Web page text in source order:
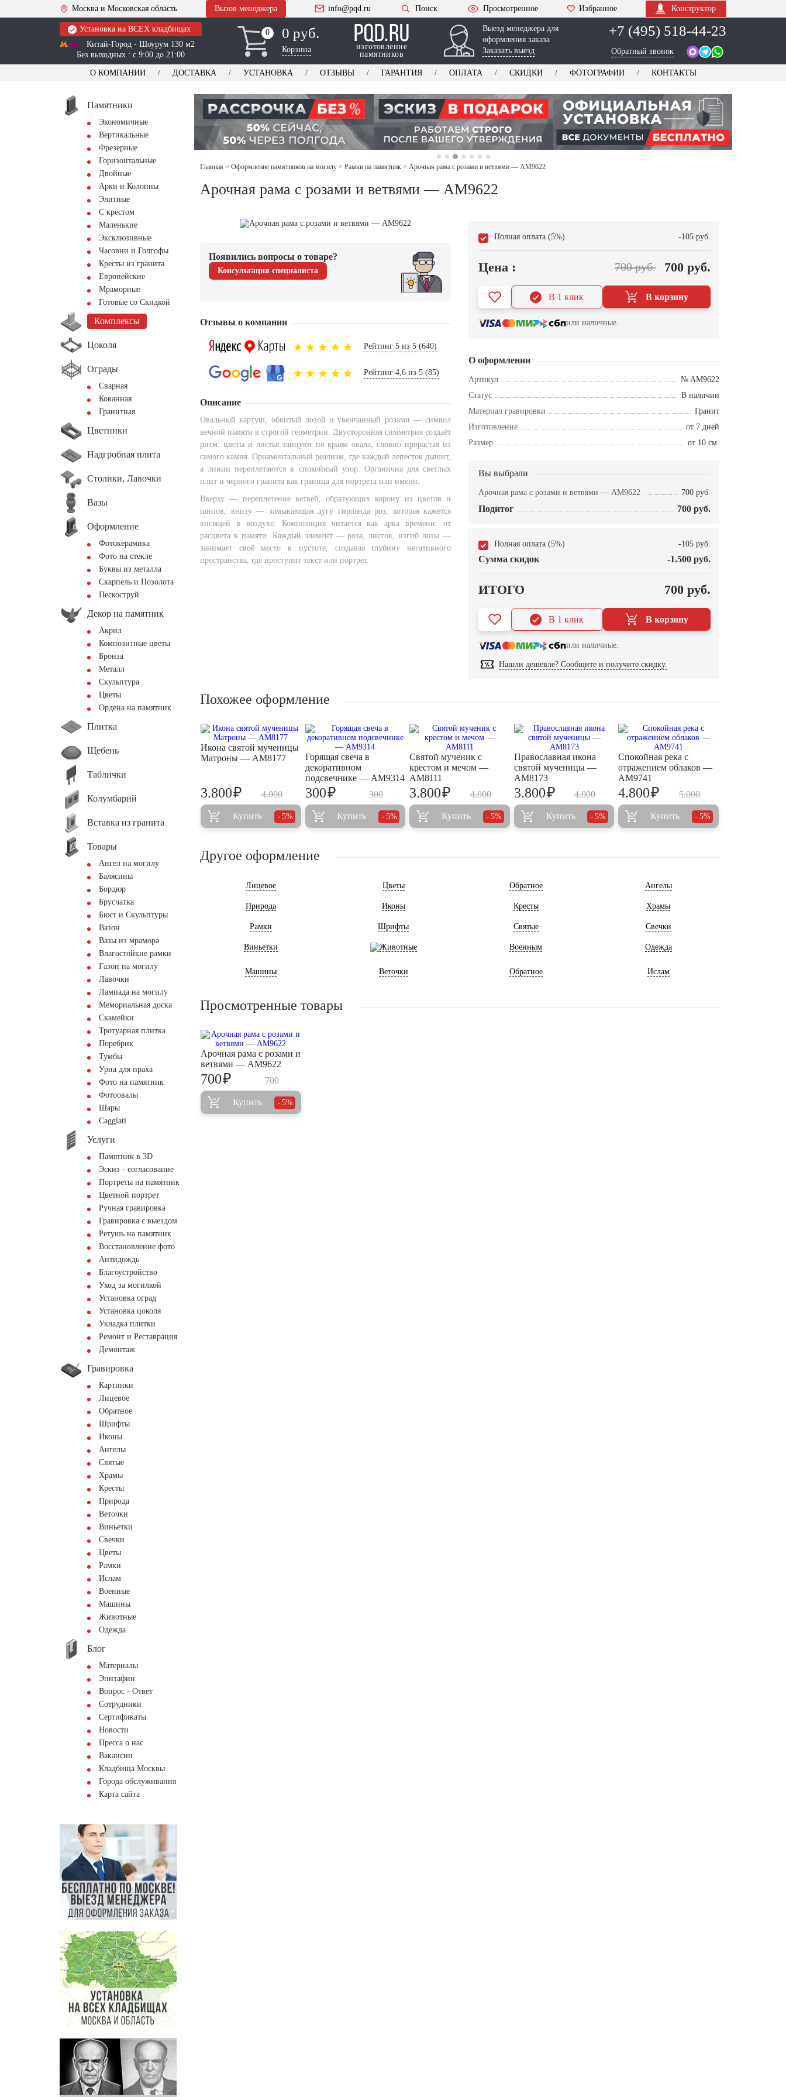
Москва и Московская область Вызов менеджера info@pqd.ru Поиск Просмотренное Избранное Конструктор
Установка на ВСЕХ кладбищах
Китай-Город - Шоурум 130 м2
Без выходных : с 9:00 до 21:00
0
0 0 руб.
Корзина
изготовление
памятников
Выезд менеджера для
оформления заказа
Заказать выезд
+7 (495) 518-44-23
Обратный звонок
О КОМПАНИИ ДОСТАВКА УСТАНОВКА ОТЗЫВЫ ГАРАНТИЯ ОПЛАТА СКИДКИ ФОТОГРАФИИ КОНТАКТЫ
Памятники
Экономичные
Вертикальные
Фрезерные
Горизонтальные
Двойные
Арки и Колонны
Элитные
С крестом
Маленькие
Эксклюзивные
Часовни и Голгофы
Кресты из гранита
Европейские
Мраморные
Готовые со Скидкой
Комплексы
Цоколя
Ограды
Сварная
Кованная
Гранитная
Цветники
Надгробная плита
Столики, Лавочки
Вазы
Оформление
Фотокерамика
Фото на стекле
Буквы из металла
Скарпель и Позолота
Пескоструй
Декор на памятник
Акрил
Композитные цветы
Бронза
Металл
Скульптура
Цветы
Ордена на памятник
Плитка
Щебень
Таблички
Колумбарий
Вставка из гранита
Товары
Ангел на могилу
Балясины
Бордюр
Брусчатка
Бюст и Скульптуры
Вазон
Вазы из мрамора
Влагостойкие рамки
Газон на могилу
Лавочки
Лампада на могилу
Мемориальная доска
Скамейки
Тротуарная плитка
Поребрик
Тумбы
Урна для праха
Фото на памятник
Фотоовалы
Шары
Сaggiati
Услуги
Памятник в 3D
Эскиз - согласование
Портреты на памятник
Цветной портрет
Ручная гравировка
Гравировка с выездом
Ретушь на памятник
Восстановление фото
Антидождь
Благоустройство
Уход за могилкой
Установка оград
Установка цоколя
Укладка плитки
Ремонт и Реставрация
Демонтаж
Гравировка
Картинки
Лицевое
Обратное
Шрифты
Иконы
Ангелы
Святые
Храмы
Кресты
Природа
Веточки
Виньетки
Свечки
Цветы
Рамки
Ислам
Военные
Машины
Животные
Одежда
Блог
Материалы
Эпитафии
Вопрос - Ответ
Сотрудники
Сертификаты
Новости
Пресса о нас
Вакансии
Кладбища Москвы
Города обслуживания
Карта сайта
Главная > Оформление памятников на могилу > Рамки на памятник > Арочная рама с розами и ветвями — AM9622
Арочная рама с розами и ветвями — AM9622
Появились вопросы о товаре?
Консультация специалиста
Отзывы о компании
Рейтинг 5 из 5 (640)
Рейтинг 4,6 из 5 (85)
Описание
Овальный картуш, обвитый лозой и увенчанный розами — символ
вечной памяти в строгой геометрии. Двусторонняя симметрия создаёт
ритм: цветы и листья танцуют по краям овала, словно прорастая из
самого камня. Орнаментальный реализм, где каждый лепесток дышит,
а линии переплетаются в спокойный узор. Органична для светлых
плит и чёрного гранита как граница для портрета или имени.
Вверху — переплетение ветвей, образующих корону из цветов и
шипов, внизу — замыкающая дугу гирлянда роз, которая кажется
висящей в воздухе. Композиция читается как арка времени: от
расцвета к памяти. Каждый элемент — роза, листок, изгиб лозы —
занимает своё место в пустоте, создавая глубину негативного
пространства, где проступит текст или портрет.
Полная оплата (5%) -105 руб.
Цена : 700 руб. 700 руб.
В корзину
В 1 клик
или наличные.
О оформлении
Артикул
№ AM9622
Статус
В наличии
Материал гравировки
Гранит
Изготовление
от 7 дней
Размер
от 10 см.
Вы выбрали
Арочная рама с розами и ветвями — AM9622 700 руб.
Подитог 700 руб.
Полная оплата (5%) -105 руб.
Сумма скидок -1.500 руб.
ИТОГО 700 руб.
В корзину
В 1 клик
или наличные.
Нашли дешевле? Сообщите и получите скидку.
Похожее оформление
Икона святой мученицы
Матроны — AM8177
4.000
3.800₽
Купить 5%
Горящая свеча в
декоративном
подсвечнике — AM9314
300
300₽
Купить 5%
Святой мученик с
крестом и мечом —
AM8111
4.000
3.800₽
Купить 5%
Православная икона
святой мученицы —
AM8173
4.000
3.800₽
Купить 5%
Спокойная река с
отражением облаков —
AM9741
5.000
4.800₽
Купить 5%
Другое оформление
Лицевое Цветы Обратное Ангелы
Природа Иконы Кресты Храмы
Рамки Шрифты Святые Свечки
Виньетки Животные Военным Одежда
Машины Веточки Обратное Ислам
Просмотренные товары
Арочная рама с розами и
ветвями — AM9622
700
700₽
Купить 5%